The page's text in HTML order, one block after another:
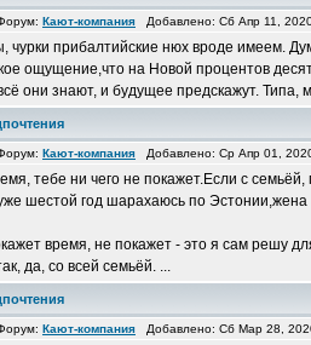
Кают-компания Добавлено: Сб Апр 11,
чурки прибалтийские нюх вроде имеем.
ощущение,что на Новой процентов
они знают, и будущее предскажут. Типа,
Кают-компания Добавлено: Ср Апр 01,
тебе ни чего не покажет.Если с
шестой год шарахаюсь по Эстонии,жена
время, не покажет - это я сам решу
да, со всей семьёй. ...
Кают-компания Добавлено: Сб Мар 28,